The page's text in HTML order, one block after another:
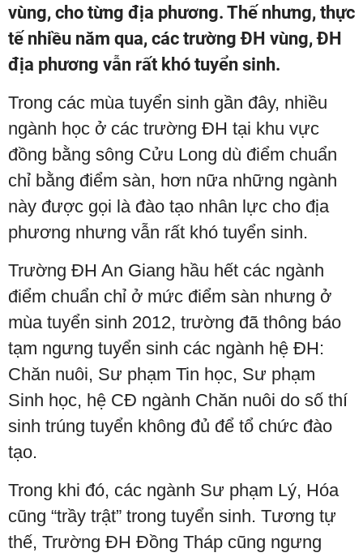
vùng, cho từng địa phương. Thế nhưng, thực
tế nhiều năm qua, các trường ĐH vùng, ĐH
địa phương vẫn rất khó tuyển sinh.
Trong các mùa tuyển sinh gần đây, nhiều
ngành học ở các trường ĐH tại khu vực
đồng bằng sông Cửu Long dù điểm chuẩn
chỉ bằng điểm sàn, hơn nữa những ngành
này được gọi là đào tạo nhân lực cho địa
phương nhưng vẫn rất khó tuyển sinh.
Trường ĐH An Giang hầu hết các ngành
điểm chuẩn chỉ ở mức điểm sàn nhưng ở
mùa tuyển sinh 2012, trường đã thông báo
tạm ngưng tuyển sinh các ngành hệ ĐH:
Chăn nuôi, Sư phạm Tin học, Sư phạm
Sinh học, hệ CĐ ngành Chăn nuôi do số thí
sinh trúng tuyển không đủ để tổ chức đào
tạo.
Trong khi đó, các ngành Sư phạm Lý, Hóa
cũng “trầy trật” trong tuyển sinh. Tương tự
thế, Trường ĐH Đồng Tháp cũng ngưng